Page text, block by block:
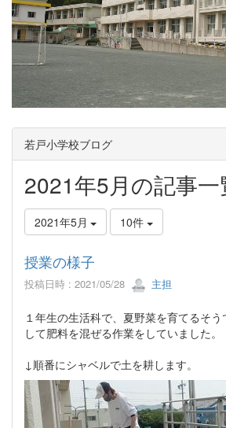
若戸小学校ブログ
2021年5月の記事一
2021年5月 10件
授業の様子
投稿日時 : 2021/05/28 主担
１年生の生活科で、夏野菜を育てるそ
して肥料を混ぜる作業をしていました。
↓順番にシャベルで土を耕します。